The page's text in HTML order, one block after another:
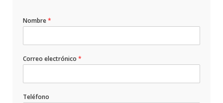
Nombre*
Correo electrónico *
Teléfono